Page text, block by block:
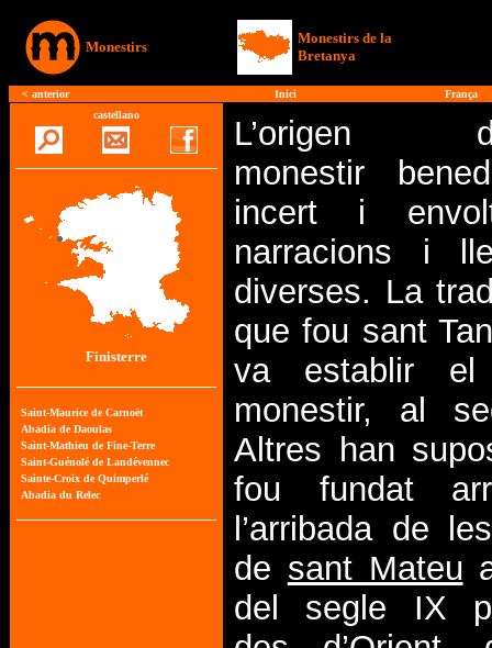
Monestirs
Monestirs de la
Bretanya
< anterior Inici
França
castellano
Finisterre
L’origen
monestir
incert i
narracions i
diverses. La
que fou sant
va establir el
monestir, al
Altres han
fou fundat
l’arribada de
de sant Mateu
del segle IX